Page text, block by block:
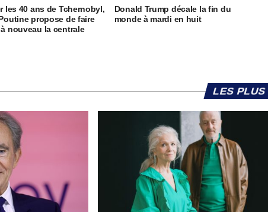
les 40 ans de Tchernobyl,
propose de faire
nouveau la centrale
Donald Trump décale la fin du
monde à mardi en huit
LES PLUS